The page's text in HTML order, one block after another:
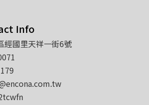
Info
經國里天祥一街6號